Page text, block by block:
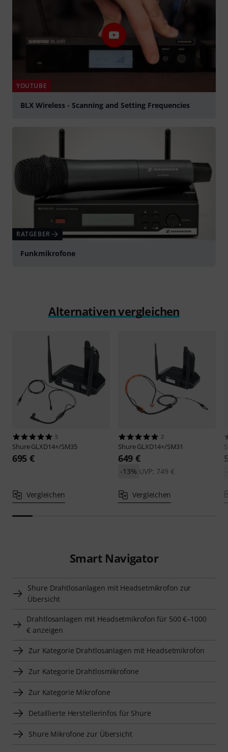
YOUTUBE
BLX Wireless - Scanning and Setting Frequencies
RATGEBER
Funkmikrofone
Alternativen vergleichen
5
ShureGLXD14+/SM35
695 €
Vergleichen
2
ShureGLXD14+/SM31
649 €
UVP: 749 €
-13%
Vergleichen
Smart Navigator
Shure Drahtlosanlagen mit Headsetmikrofon zur
Übersicht
Drahtlosanlagen mit Headsetmikrofon für 500 €–1000
€ anzeigen
Zur Kategorie Drahtlosanlagen mit Headsetmikrofon
Zur Kategorie Drahtlosmikrofone
Zur Kategorie Mikrofone
Detaillierte Herstellerinfos für Shure
Shure Mikrofone zur Übersicht